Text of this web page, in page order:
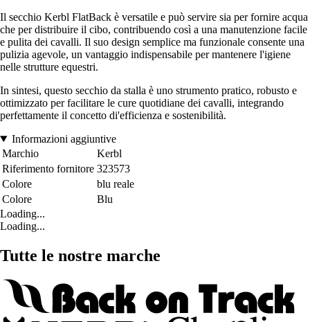
Il secchio Kerbl FlatBack è versatile e può servire sia per fornire acqua
che per distribuire il cibo, contribuendo così a una manutenzione facile
e pulita dei cavalli. Il suo design semplice ma funzionale consente una
pulizia agevole, un vantaggio indispensabile per mantenere l'igiene
nelle strutture equestri.
In sintesi, questo secchio da stalla è uno strumento pratico, robusto e
ottimizzato per facilitare le cure quotidiane dei cavalli, integrando
perfettamente il concetto di'efficienza e sostenibilità.
Informazioni aggiuntive
Marchio
Kerbl
Riferimento fornitore 323573
Colore
blu reale
Colore
Blu
Loading...
Loading...
Tutte le nostre marche